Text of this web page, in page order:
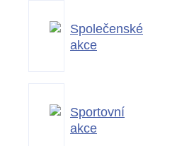
Společenské
akce
Sportovní
akce